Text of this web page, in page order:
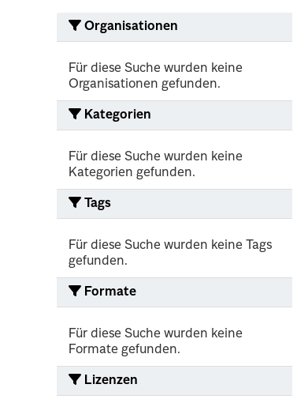
Organisationen
Für diese Suche wurden keine
Organisationen gefunden.
Kategorien
Für diese Suche wurden keine
Kategorien gefunden.
Tags
Für diese Suche wurden keine Tags
gefunden.
Formate
Für diese Suche wurden keine
Formate gefunden.
Lizenzen